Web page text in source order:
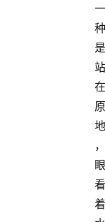
一
种
是
站
在
原
地
，
眼
看
着